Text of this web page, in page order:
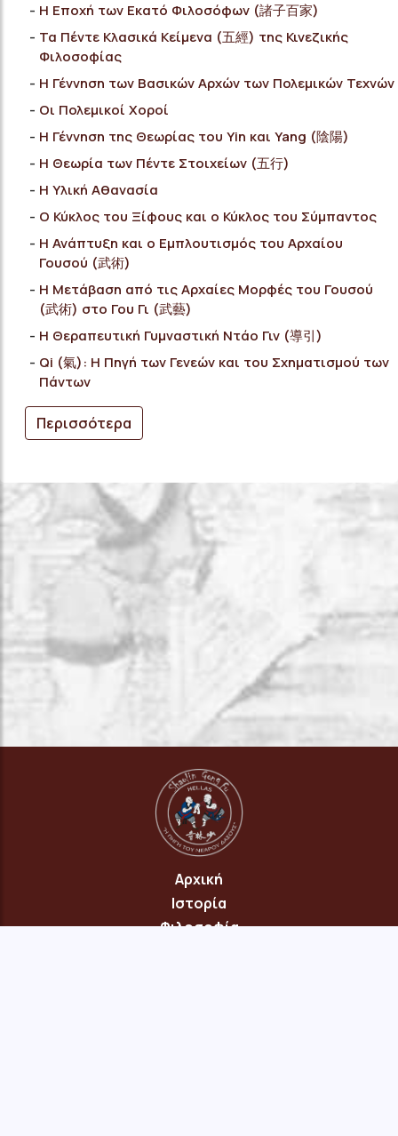
Η Εποχή των Εκατό Φιλοσόφων (諸子百家)
Τα Πέντε Κλασικά Κείμενα (五經) της Κινεζικής
Φιλοσοφίας
Η Γέννηση των Βασικών Αρχών των Πολεμικών Τεχνών
Οι Πολεμικοί Χοροί
Η Γέννηση της Θεωρίας του Yin και Yang (陰陽)
Η Θεωρία των Πέντε Στοιχείων (五行)
Η Υλική Αθανασία
Ο Κύκλος του Ξίφους και ο Κύκλος του Σύμπαντος
Η Ανάπτυξη και ο Εμπλουτισμός του Αρχαίου
Γουσού (武術)
Η Μετάβαση από τις Αρχαίες Μορφές του Γουσού
(武術) στο Γου Γι (武藝)
Η Θεραπευτική Γυμναστική Ντάο Γιν (導引)
Qi (氣): Η Πηγή των Γενεών και του Σχηματισμού των
Πάντων
Περισσότερα
Αρχική
Ιστορία
Φιλοσοφία